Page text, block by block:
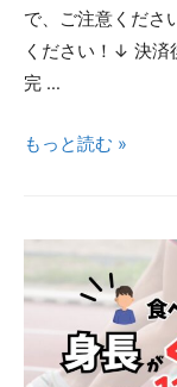
年
11cm
事
で、ご注意くださ
ください！↓ 決済
完 …
身
最
限
伸
もっと読む »